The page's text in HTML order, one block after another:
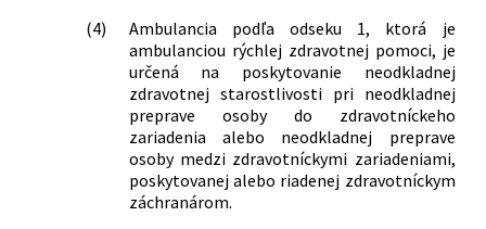
(4)
Ambulancia podľa odseku 1, ktorá je
ambulanciou rýchlej zdravotnej pomoci, je
určená na poskytovanie neodkladnej
zdravotnej starostlivosti pri neodkladnej
preprave osoby do zdravotníckeho
zariadenia alebo neodkladnej preprave
osoby medzi zdravotníckymi zariadeniami,
poskytovanej alebo riadenej zdravotníckym
záchranárom.